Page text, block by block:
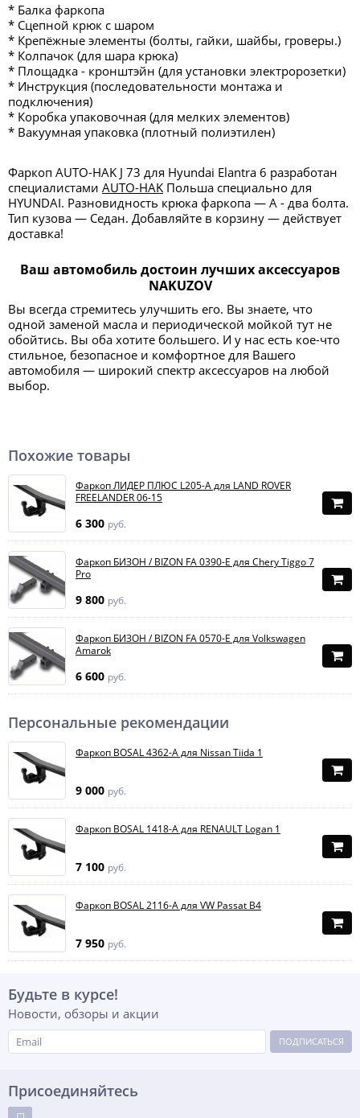
* Балка фаркопа
* Сцепной крюк с шаром
* Крепёжные элементы (болты, гайки, шайбы, гроверы.)
* Колпачок (для шара крюка)
* Площадка - кронштэйн (для установки электророзетки)
* Инструкция (последовательности монтажа и
подключения)
* Коробка упаковочная (для мелких элементов)
* Вакуумная упаковка (плотный полиэтилен)
Фаркоп AUTO-HAK J 73 для Hyundai Elantra 6 разработан
специалистами AUTO-HAK Польша специально для
HYUNDAI. Разновидность крюка фаркопа — А - два болта.
Тип кузова — Седан. Добавляйте в корзину — действует
доставка!
Ваш автомобиль достоин лучших аксессуаров
NAKUZOV
Вы всегда стремитесь улучшить его. Вы знаете, что
одной заменой масла и периодической мойкой тут не
обойтись. Вы оба хотите большего. И у нас есть кое-что
стильное, безопасное и комфортное для Вашего
автомобиля — широкий спектр аксессуаров на любой
выбор.
Похожие товары
Фаркоп ЛИДЕР ПЛЮС L205-A для LAND ROVER
FREELANDER 06-15
6 300 руб.
Фаркоп БИЗОН / BIZON FA 0390-E для Chery Tiggo 7
Pro
9 800 руб.
Фаркоп БИЗОН / BIZON FA 0570-E для Volkswagen
Amarok
6 600 руб.
Персональные рекомендации
Фаркоп BOSAL 4362-A для Nissan Tiida 1
9 000 руб.
Фаркоп BOSAL 1418-A для RENAULT Logan 1
7 100 руб.
Фаркоп BOSAL 2116-A для VW Passat B4
7 950 руб.
Будьте в курсе!
Новости, обзоры и акции
ПОДПИСАТЬСЯ
Присоединяйтесь